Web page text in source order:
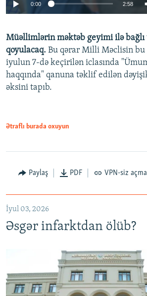
Auto 240p 360p
720p 1080p
0:00 2:58
Müəllimlərin məktəb geyimi ilə bağlı
qoyulacaq. Bu qərar Milli Məclisin
iyulun 7-də keçirilən iclasında
haqqında" qanuna təklif edilən
əksini tapıb.
Ətraflı burada oxuyun
Paylaş PDF VPN-siz
İyul 03, 2026
Əsgər infarktdan ölüb?